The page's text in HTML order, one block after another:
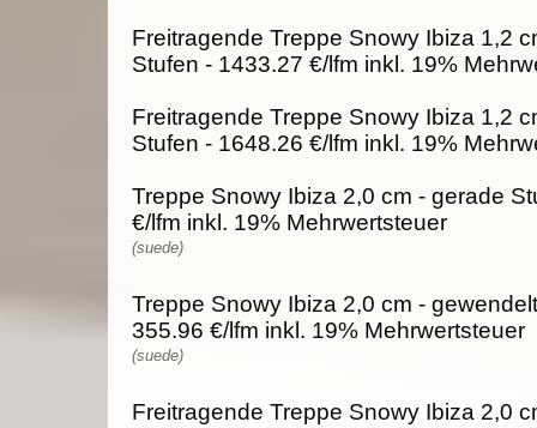
Freitragende Treppe Snowy Ibiza 1,2
Stufen - 1433.27 €/lfm inkl. 19%
Freitragende Treppe Snowy Ibiza 1,2
Stufen - 1648.26 €/lfm inkl. 19%
Treppe Snowy Ibiza 2,0 cm - gerade
€/lfm inkl. 19% Mehrwertsteuer
(suede)
Treppe Snowy Ibiza 2,0 cm -
355.96 €/lfm inkl. 19% Mehrwertsteuer
(suede)
Freitragende Treppe Snowy Ibiza 2,0